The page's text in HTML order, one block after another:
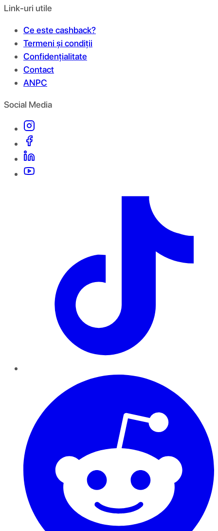
Link-uri utile
Ce este cashback?
Termeni și condiții
Confidențialitate
Contact
ANPC
Social Media